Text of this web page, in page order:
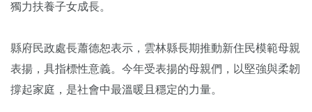
獨力扶養子女成長。
縣府民政處長蕭德恕表示，雲林縣長期推動新住民模範母親
表揚，具指標性意義。今年受表揚的母親們，以堅強與柔韌
撐起家庭，是社會中最溫暖且穩定的力量。